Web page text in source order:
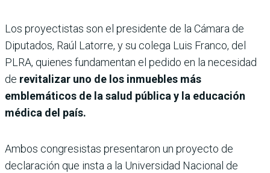
Los proyectistas son el presidente de la Cámara de
Diputados, Raúl Latorre, y su colega Luis Franco, del
PLRA, quienes fundamentan el pedido en la necesidad
de revitalizar uno de los inmuebles más
emblemáticos de la salud pública y la educación
médica del país.
Ambos congresistas presentaron un proyecto de
declaración que insta a la Universidad Nacional de